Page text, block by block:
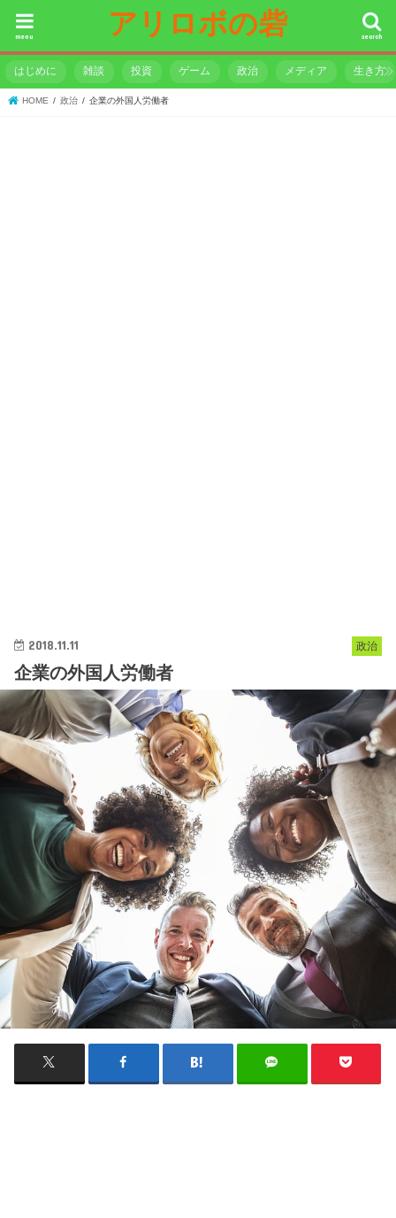
アリロボの砦 search
menu
はじめに 雑談 投資 ゲーム 政治 メディア 生き方
HOME 政治 企業の外国人労働者
政治
2018.11.11
企業の外国人労働者